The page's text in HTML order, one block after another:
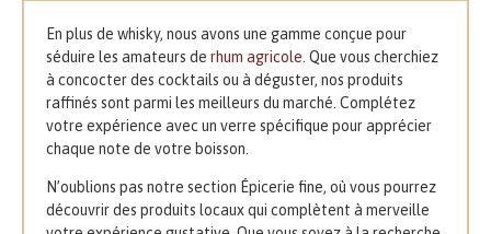
En plus de whisky, nous avons une gamme conçue pour
séduire les amateurs de rhum agricole . Que vous cherchiez
à concocter des cocktails ou à déguster, nos produits
raffinés sont parmi les meilleurs du marché. Complétez
votre expérience avec un verre spécifique pour apprécier
chaque note de votre boisson.
N’oublions pas notre section Épicerie fine, où vous pourrez
découvrir des produits locaux qui complètent à merveille